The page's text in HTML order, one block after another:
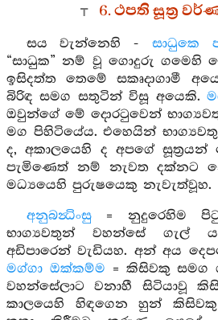
6. ථපති සූත්‍ර
සය වැන්නෙහි - සාධුකෙ
“සාධුක” නම් වූ ගොදුරු ගමෙහි
ඉසිදත්ත තෙමේ සකෘදාගාමී
බිරිඳ සමග සතුටින් විසූ අයෙකි.
ඔවුන්ගේ මේ දොරටුවෙන්
මග පිහිටියේය. එහෙයින්
ද, අකාලයෙහි ද අපගේ
පැමිණෙත් නම් නැවත දක්නට
මධ්‍යයෙහි පුරුෂයෙකු නැවැත්වූහ.
අනුබන්‍ධිංසු= නුදුරෙහිම
භාග්‍යවතුන් වහන්සේ ගැල්
අඩිපාරෙන් වැඩියහ. අන් අය
මග්ගා ඔක්කම්ම = කිසිවකු සමග
වහන්සේලාට වනාහී සිටියාවූ
කාලයෙහි හිඳගෙන හුන්